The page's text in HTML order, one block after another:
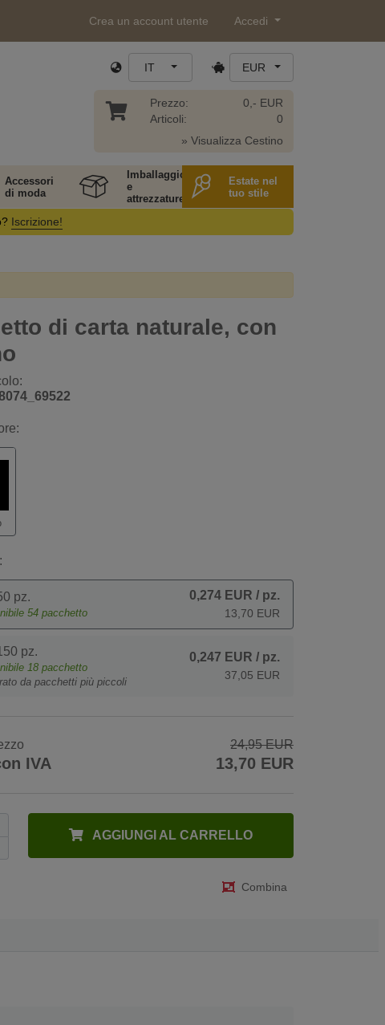
Crea un account utente Accedi
IT EUR
Prezzo:
Articoli:
0,- EUR
0
» Visualizza Cestino
Accessori
di moda
Imballaggio
e
attrezzature
Estate nel
tuo stile
Iscrizione!
di carta naturale, con
pz.
54 pacchetto
0,274 EUR / pz.
13,70 EUR
pz.
18 pacchetto
da pacchetti più piccoli
0,247 EUR / pz.
37,05 EUR
24,95 EUR
IVA 13,70 EUR
AGGIUNGI AL CARRELLO
Combina